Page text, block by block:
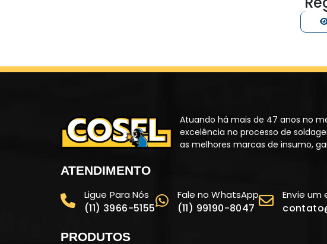
Atuando há mais de 47 anos no
excelência no processo de
as melhores marcas de insumo,
ATENDIMENTO
Ligue Para Nós
(11) 3966-5155
Fale no WhatsApp
(11) 99190-8047
Envie um
PRODUTOS